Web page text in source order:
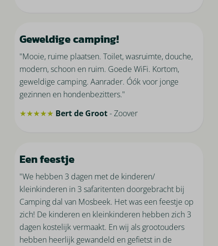
Geweldige camping!
"Mooie, ruime plaatsen. Toilet, wasruimte, douche,
modern, schoon en ruim. Goede WiFi. Kortom,
geweldige camping. Aanrader. Óók voor jonge
gezinnen en hondenbezitters."
★★★★★ Bert de Groot- Zoover
Een feestje
"We hebben 3 dagen met de kinderen/
kleinkinderen in 3 safaritenten doorgebracht bij
Camping dal van Mosbeek. Het was een feestje op
zich! De kinderen en kleinkinderen hebben zich 3
dagen kostelijk vermaakt. En wij als grootouders
hebben heerlijk gewandeld en gefietst in de